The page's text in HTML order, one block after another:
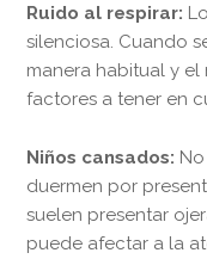
Ruido al respirar:
silenciosa. Cuando
manera habitual y
factores a tener en
Niños cansados:
duermen por
suelen presentar
puede afectar a la